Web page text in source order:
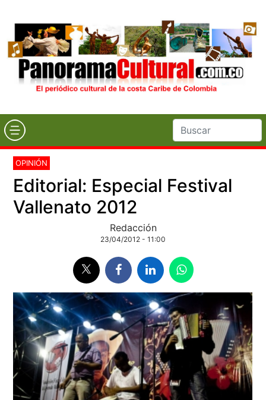
OPINIÓN
Editorial: Especial Festival
Vallenato 2012
Redacción
23/04/2012 - 11:00